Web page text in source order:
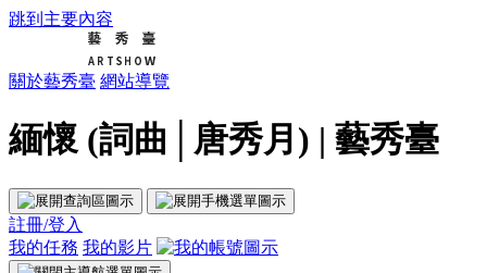
跳到主要內容
關於藝秀臺 網站導覽
緬懷 (詞曲│唐秀月) | 藝秀臺
註冊/登入
我的任務 我的影片